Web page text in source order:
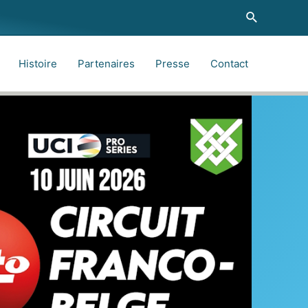
Histoire Partenaires Presse Contact